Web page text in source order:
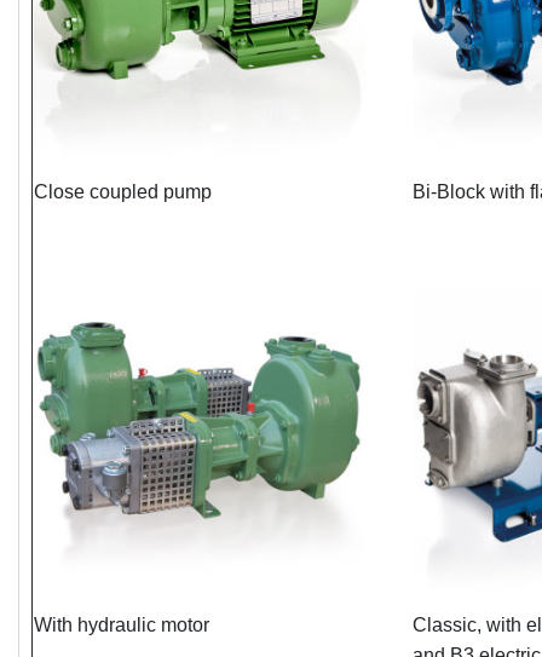
Close coupled pump Bi-Block with
With hydraulic motor
Classic, with